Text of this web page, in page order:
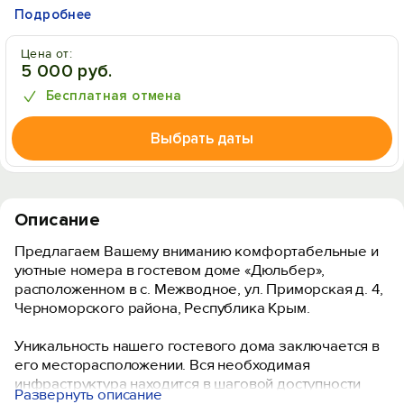
Подробнее
Цена от:
5 000 руб.
Бесплатная отмена
Выбрать даты
Описание
Предлагаем Вашему вниманию комфортабельные и
уютные номера в гостевом доме «Дюльбер»,
расположенном в с. Межводное, ул. Приморская д. 4,
Черноморского района, Республика Крым.
Уникальность нашего гостевого дома заключается в
его месторасположении. Вся необходимая
инфраструктура находится в шаговой доступности
Развернуть описание